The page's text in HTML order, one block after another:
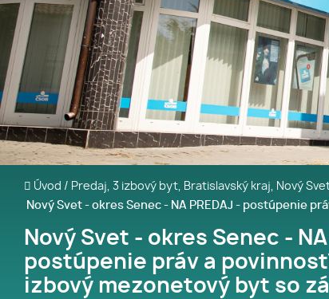
Úvod / Predaj, 3 izbový byt, Bratislavský kraj, Nový
Nový Svet - okres Senec - NA PREDAJ - postúpenie
Nový Svet - okres Senec - NA
postúpenie práv a
izbový mezonetový byt so